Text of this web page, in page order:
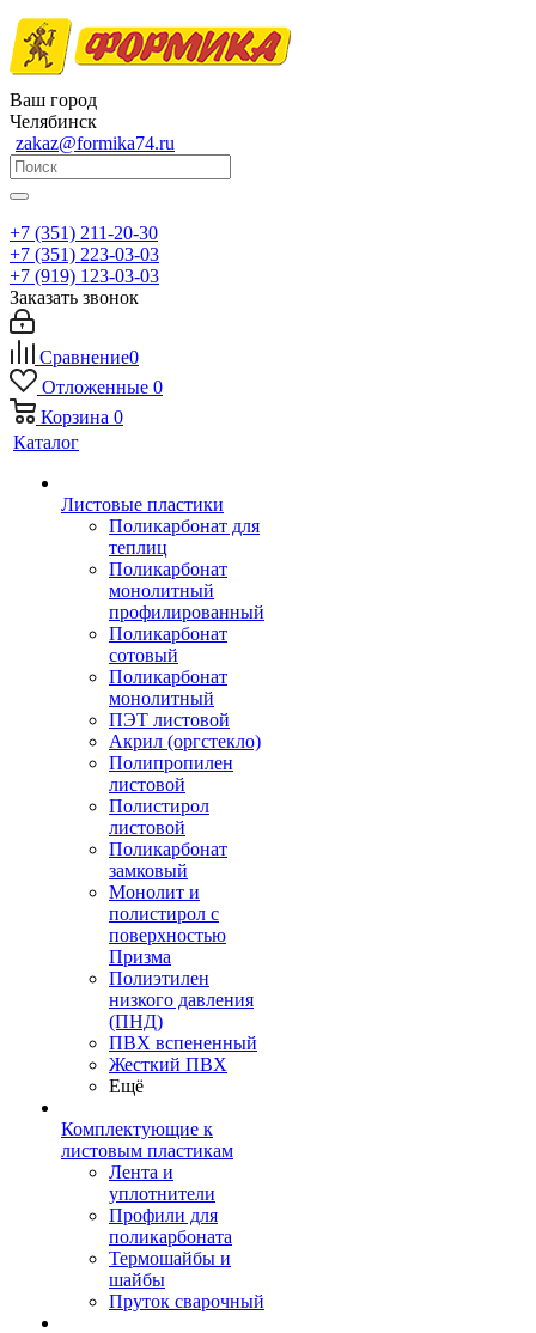
Ваш город
Челябинск
zakaz@formika74.ru
+7 (351) 211-20-30
+7 (351) 223-03-03
+7 (919) 123-03-03
Заказать звонок
Сравнение0
Отложенные 0
Корзина 0
Каталог
Листовые пластики
Поликарбонат для
теплиц
Поликарбонат
монолитный
профилированный
Поликарбонат
сотовый
Поликарбонат
монолитный
ПЭТ листовой
Акрил (оргстекло)
Полипропилен
листовой
Полистирол
листовой
Поликарбонат
замковый
Монолит и
полистирол с
поверхностью
Призма
Полиэтилен
низкого давления
(ПНД)
ПВХ вспененный
Жесткий ПВХ
Ещё
Комплектующие к
листовым пластикам
Лента и
уплотнители
Профили для
поликарбоната
Термошайбы и
шайбы
Пруток сварочный